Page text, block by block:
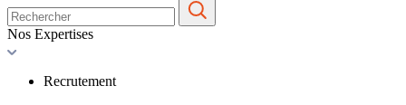
Nos Expertises
Recrutement